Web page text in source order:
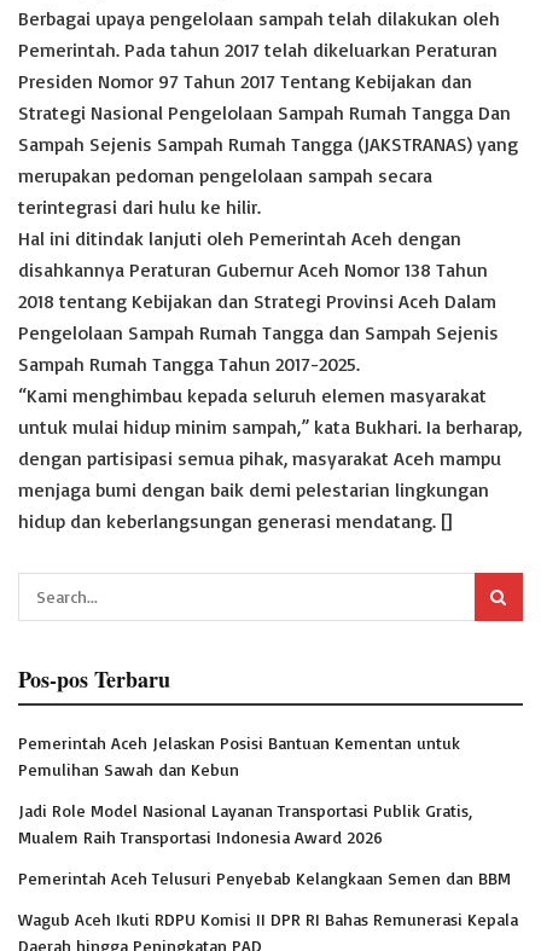
Berbagai upaya pengelolaan sampah telah dilakukan oleh
Pemerintah. Pada tahun 2017 telah dikeluarkan Peraturan
Presiden Nomor 97 Tahun 2017 Tentang Kebijakan dan
Strategi Nasional Pengelolaan Sampah Rumah Tangga Dan
Sampah Sejenis Sampah Rumah Tangga (JAKSTRANAS) yang
merupakan pedoman pengelolaan sampah secara
terintegrasi dari hulu ke hilir.
Hal ini ditindak lanjuti oleh Pemerintah Aceh dengan
disahkannya Peraturan Gubernur Aceh Nomor 138 Tahun
2018 tentang Kebijakan dan Strategi Provinsi Aceh Dalam
Pengelolaan Sampah Rumah Tangga dan Sampah Sejenis
Sampah Rumah Tangga Tahun 2017-2025.
“Kami menghimbau kepada seluruh elemen masyarakat
untuk mulai hidup minim sampah,” kata Bukhari. Ia berharap,
dengan partisipasi semua pihak, masyarakat Aceh mampu
menjaga bumi dengan baik demi pelestarian lingkungan
hidup dan keberlangsungan generasi mendatang. []
Pos-pos Terbaru
Pemerintah Aceh Jelaskan Posisi Bantuan Kementan untuk
Pemulihan Sawah dan Kebun
Jadi Role Model Nasional Layanan Transportasi Publik Gratis,
Mualem Raih Transportasi Indonesia Award 2026
Pemerintah Aceh Telusuri Penyebab Kelangkaan Semen dan BBM
Wagub Aceh Ikuti RDPU Komisi II DPR RI Bahas Remunerasi Kepala
Daerah hingga Peningkatan PAD